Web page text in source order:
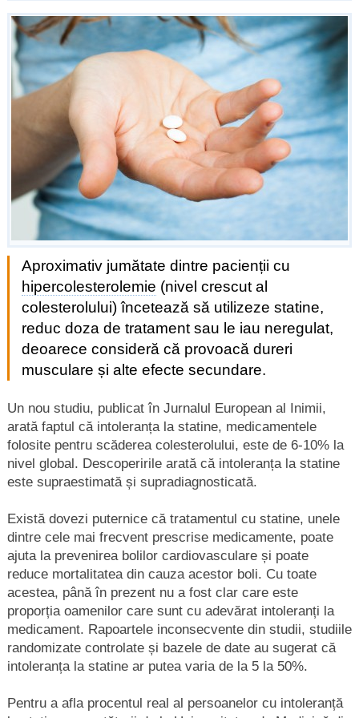
Aproximativ jumătate dintre pacienții cu
hipercolesterolemie (nivel crescut al
colesterolului) încetează să utilizeze statine,
reduc doza de tratament sau le iau neregulat,
deoarece consideră că provoacă dureri
musculare și alte efecte secundare.
Un nou studiu, publicat în Jurnalul European al Inimii,
arată faptul că intoleranța la statine, medicamentele
folosite pentru scăderea colesterolului, este de 6-10% la
nivel global. Descoperirile arată că intoleranța la statine
este supraestimată și supradiagnosticată.
Există dovezi puternice că tratamentul cu statine, unele
dintre cele mai frecvent prescrise medicamente, poate
ajuta la prevenirea bolilor cardiovasculare și poate
reduce mortalitatea din cauza acestor boli. Cu toate
acestea, până în prezent nu a fost clar care este
proporția oamenilor care sunt cu adevărat intoleranți la
medicament. Rapoartele inconsecvente din studii, studiile
randomizate controlate și bazele de date au sugerat că
intoleranța la statine ar putea varia de la 5 la 50%.
Pentru a afla procentul real al persoanelor cu intoleranță